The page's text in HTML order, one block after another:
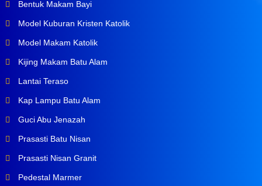
Bentuk Makam Bayi
Model Kuburan Kristen Katolik
Model Makam Katolik
Kijing Makam Batu Alam
Lantai Teraso
Kap Lampu Batu Alam
Guci Abu Jenazah
Prasasti Batu Nisan
Prasasti Nisan Granit
Pedestal Marmer